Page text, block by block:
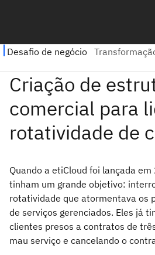
Quando a etiCloud foi lançada
tinham um grande objetivo:
rotatividade que atormentava os
de serviços gerenciados. Eles já
clientes presos a contratos de
mau serviço e cancelando o